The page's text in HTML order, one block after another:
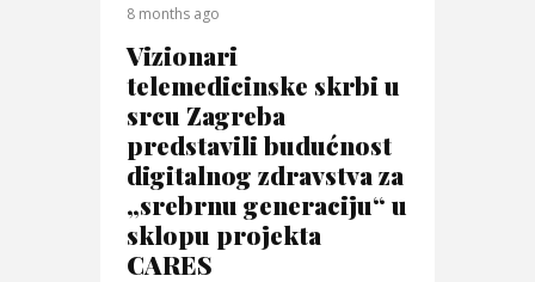
8 months ago
Vizionari
telemedicinske skrbi u
srcu Zagreba
predstavili budućnost
digitalnog zdravstva za
„srebrnu generaciju“ u
sklopu projekta
CARES